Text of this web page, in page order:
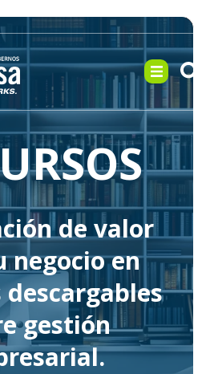
de valor
negocio en
gestión